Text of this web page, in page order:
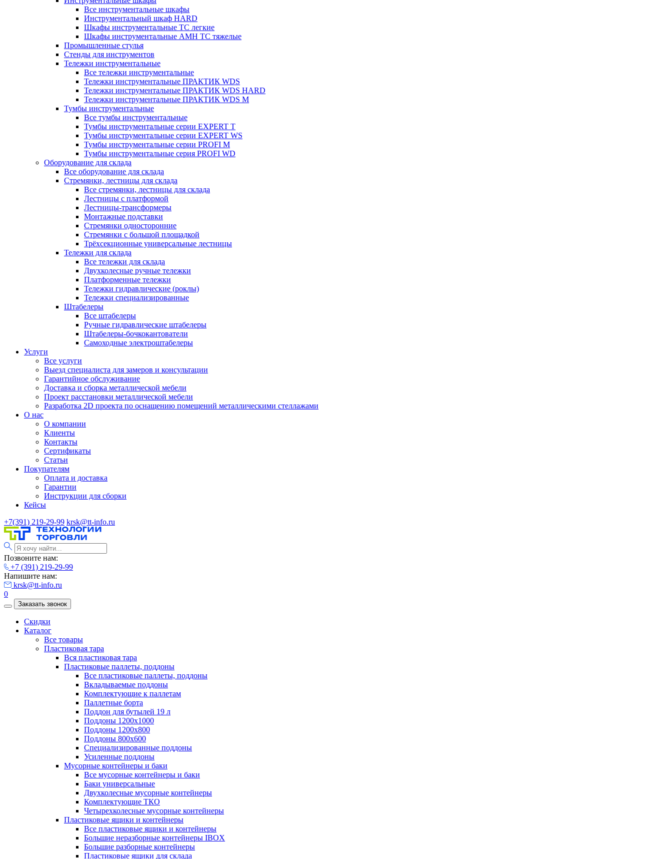
Все инструментальные шкафы
Инструментальный шкаф HARD
Шкафы инструментальные ТС легкие
Шкафы инструментальные AMH TC тяжелые
Промышленные стулья
Стенды для инструментов
Тележки инструментальные
Все тележки инструментальные
Тележки инструментальные ПРАКТИК WDS
Тележки инструментальные ПРАКТИК WDS HARD
Тележки инструментальные ПРАКТИК WDS M
Тумбы инструментальные
Все тумбы инструментальные
Тумбы инструментальные серии EXPERT T
Тумбы инструментальные серии EXPERT WS
Тумбы инструментальные серии PROFI M
Тумбы инструментальные серия PROFI WD
Оборудование для склада
Все оборудование для склада
Стремянки, лестницы для склада
Все стремянки, лестницы для склада
Лестницы с платформой
Лестницы-трансформеры
Монтажные подставки
Стремянки односторонние
Стремянки с большой площадкой
Трёхсекционные универсальные лестницы
Тележки для склада
Все тележки для склада
Двухколесные ручные тележки
Платформенные тележки
Тележки гидравлические (роклы)
Тележки специализированные
Штабелеры
Все штабелеры
Ручные гидравлические штабелеры
Штабелеры-бочкокантователи
Самоходные электроштабелеры
Услуги
Все услуги
Выезд специалиста для замеров и консультации
Гарантийное обслуживание
Доставка и сборка металлической мебели
Проект расстановки металлической мебели
Разработка 2D проекта по оснащению помещений металлическими стеллажами
О нас
О компании
Клиенты
Контакты
Сертификаты
Статьи
Покупателям
Оплата и доставка
Гарантии
Инструкции для сборки
Кейсы
+7(391) 219-29-99 krsk@tt-info.ru
Позвоните нам:
+7 (391) 219-29-99
Напишите нам:
krsk@tt-info.ru
0
Заказать звонок
Скидки
Каталог
Все товары
Пластиковая тара
Вся пластиковая тара
Пластиковые паллеты, поддоны
Все пластиковые паллеты, поддоны
Вкладываемые поддоны
Комплектующие к паллетам
Паллетные борта
Поддон для бутылей 19 л
Поддоны 1200х1000
Поддоны 1200х800
Поддоны 800х600
Специализированные поддоны
Усиленные поддоны
Мусорные контейнеры и баки
Все мусорные контейнеры и баки
Баки универсальные
Двухколесные мусорные контейнеры
Комплектующие ТКО
Четырехколесные мусорные контейнеры
Пластиковые ящики и контейнеры
Все пластиковые ящики и контейнеры
Большие неразборные контейнеры IBOX
Большие разборные контейнеры
Пластиковые ящики для склада